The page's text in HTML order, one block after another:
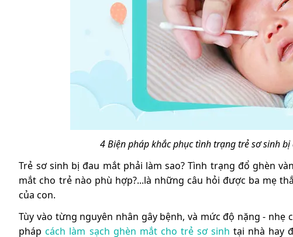
4 Biện pháp khắc phục tình trạng trẻ sơ sinh
Trẻ sơ sinh bị đau mắt phải làm sao? Tình trạng đổ ghèn
mắt cho trẻ nào phù hợp?...là những câu hỏi được ba mẹ
của con.
Tùy vào từng nguyên nhân gây bệnh, và mức độ nặng -
phápcách làm sạch ghèn mắt cho trẻ sơ sinh tại nhà hay